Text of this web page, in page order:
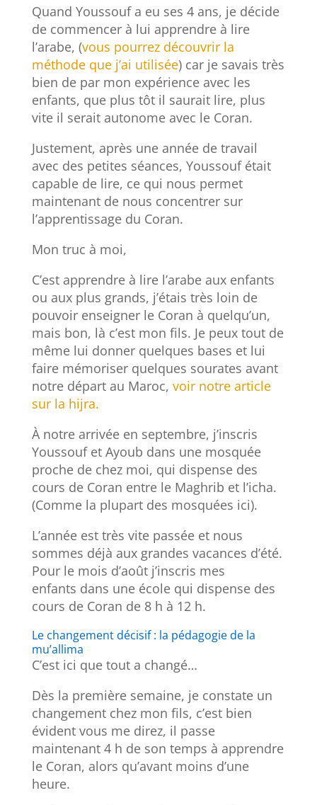
Quand Youssouf a eu ses 4 ans, je décide
de commencer à lui apprendre à lire
l’arabe, (vous pourrez découvrir la
méthode que j’ai utilisée) car je savais très
bien de par mon expérience avec les
enfants, que plus tôt il saurait lire, plus
vite il serait autonome avec le Coran.
Justement, après une année de travail
avec des petites séances, Youssouf était
capable de lire, ce qui nous permet
maintenant de nous concentrer sur
l’apprentissage du Coran.
Mon truc à moi,
C’est apprendre à lire l’arabe aux enfants
ou aux plus grands, j’étais très loin de
pouvoir enseigner le Coran à quelqu’un,
mais bon, là c’est mon fils. Je peux tout de
même lui donner quelques bases et lui
faire mémoriser quelques sourates avant
notre départ au Maroc, voir notre article
sur la hijra.
À notre arrivée en septembre, j’inscris
Youssouf et Ayoub dans une mosquée
proche de chez moi, qui dispense des
cours de Coran entre le Maghrib et l’icha.
(Comme la plupart des mosquées ici).
L’année est très vite passée et nous
sommes déjà aux grandes vacances d’été.
Pour le mois d’août j’inscris mes
enfants dans une école qui dispense des
cours de Coran de 8 h à 12 h.
Le changement décisif : la pédagogie de la
mu’allima
C’est ici que tout a changé…
Dès la première semaine, je constate un
changement chez mon fils, c’est bien
évident vous me direz, il passe
maintenant 4 h de son temps à apprendre
le Coran, alors qu’avant moins d’une
heure.